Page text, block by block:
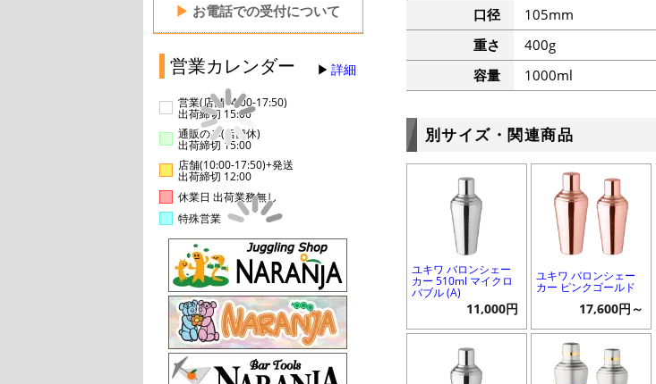
▶ お電話での受付について
営業カレンダー 詳細
営業(店舗14:00-17:50)
出荷締切 15:00
通販のみ(店舗休)
出荷締切 15:00
店舗(10:00-17:50)+発送
出荷締切 12:00
休業日 出荷業務無し
特殊営業
口径
105mm
重さ
400g
容量
1000ml
別サイズ・関連商品
ユキワ バロンシェー
カー 510ml マイクロ
バブル (A)
11,000円
ユキワ バロンシェー
カー ピンクゴールド
17,600円～